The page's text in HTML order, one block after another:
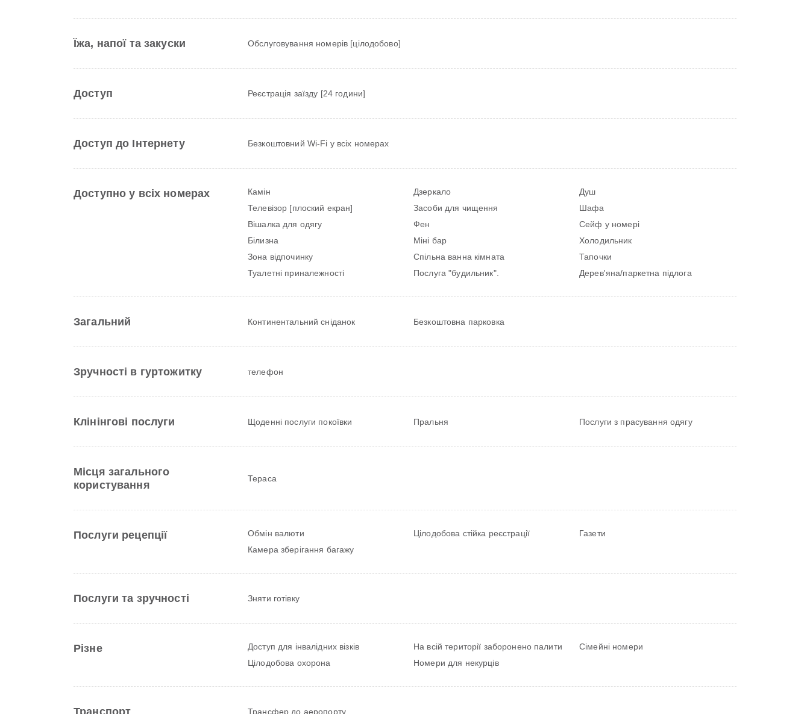
Їжа, напої та закуски Обслуговування номерів [цілодобово]
Доступ Реєстрація заїзду [24 години]
Доступ до Інтернету Безкоштовний Wi-Fi у всіх номерах
Доступно у всіх номерах Камін Дзеркало
Душ
Телевізор [плоский екран]
Засоби для чищення
Шафа
Вішалка для одягу
Фен
Сейф у номері
Білизна
Міні бар
Холодильник
Зона відпочинку
Спільна ванна кімната
Тапочки
Туалетні приналежності
Послуга "будильник". Дерев'яна/паркетна підлога
Загальний Континентальний сніданок Безкоштовна парковка
Зручності в гуртожитку телефон
Клінінгові послуги Щоденні послуги покоївки Пральня Послуги з прасування одягу
Місця загального
користування
Тераса
Послуги рецепції Обмін валюти Цілодобова стійка реєстрації
Газети
Камера зберігання багажу
Послуги та зручності Зняти готівку
Різне Доступ для інвалідних візків На всій території заборонено палити
Сімейні номери
Цілодобова охорона
Номери для некурців
Транспорт Трансфер до аеропорту